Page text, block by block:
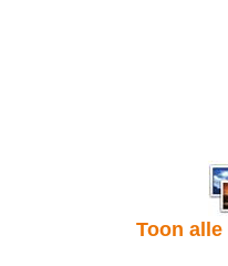
Toon